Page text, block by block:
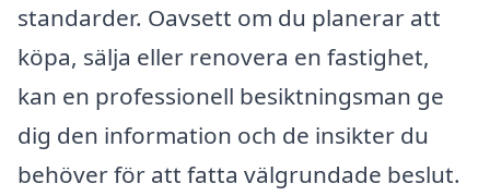
standarder. Oavsett om du planerar att
köpa, sälja eller renovera en fastighet,
kan en professionell besiktningsman ge
dig den information och de insikter du
behöver för att fatta välgrundade beslut.